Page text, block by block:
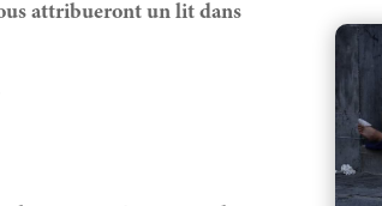
attribueront un lit dans